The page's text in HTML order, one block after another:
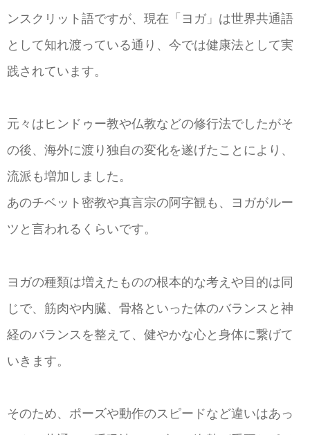
ンスクリット語ですが、現在「ヨガ」は世界共通語
として知れ渡っている通り、今では健康法として実
践されています。
元々はヒンドゥー教や仏教などの修行法でしたがそ
の後、海外に渡り独自の変化を遂げたことにより、
流派も増加しました。
あのチベット密教や真言宗の阿字観も、ヨガがルー
ツと言われるくらいです。
ヨガの種類は増えたものの根本的な考えや目的は同
じで、筋肉や内臓、骨格といった体のバランスと神
経のバランスを整えて、健やかな心と身体に繋げて
いきます。
そのため、ポーズや動作のスピードなど違いはあっ